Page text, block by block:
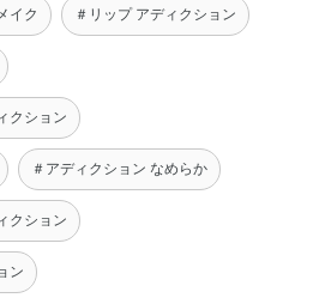
イク ＃リップ アディクション
クション
＃アディクション なめらか
クション
ン